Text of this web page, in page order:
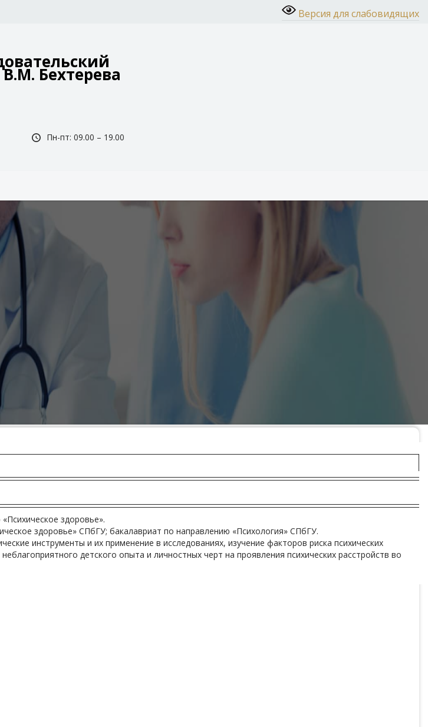
Версия для слабовидящих
Бехтерева
Пн-пт: 09.00 – 19.00
здоровье».
здоровье» СПбГУ; бакалавриат по направлению «Психология» СПбГУ.
инструменты и их применение в исследованиях, изучение факторов риска психических
детского опыта и личностных черт на проявления психических расстройств во